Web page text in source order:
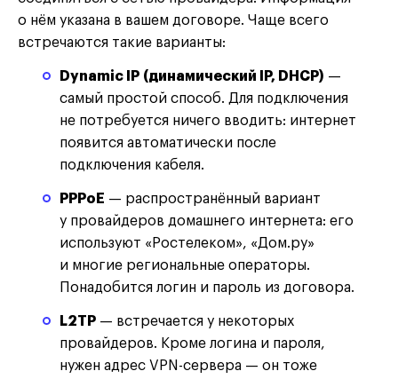
о нём указана в вашем договоре. Чаще всего
встречаются такие варианты:
Dynamic IP (динамический IP, DHCP) —
самый простой способ. Для подключения
не потребуется ничего вводить: интернет
появится автоматически после
подключения кабеля.
PPPoE — распространённый вариант
у провайдеров домашнего интернета: его
используют «Ростелеком», «Дом.ру»
и многие региональные операторы.
Понадобится логин и пароль из договора.
L2TP— встречается у некоторых
провайдеров. Кроме логина и пароля,
нужен адрес VPN-сервера — он тоже